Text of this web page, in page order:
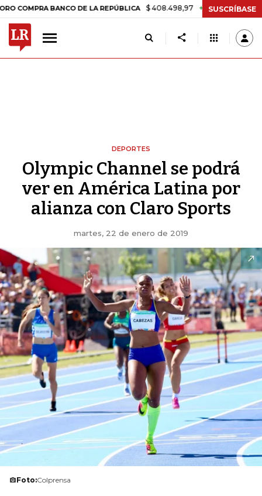
BANCO DE LA REPÚBLICA $ 408.498,97 +$ 8.753,81 +2,19%
SUSCRÍBASE
DEPORTES
Olympic Channel se podrá
ver en América Latina por
alianza con Claro Sports
martes, 22 de enero de 2019
Foto:Colprensa